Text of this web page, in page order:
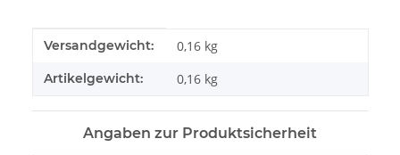
Produkteigenschaft
Wert
Versandgewicht: 0,16 kg
Artikelgewicht: 0,16 kg
Angaben zur Produktsicherheit